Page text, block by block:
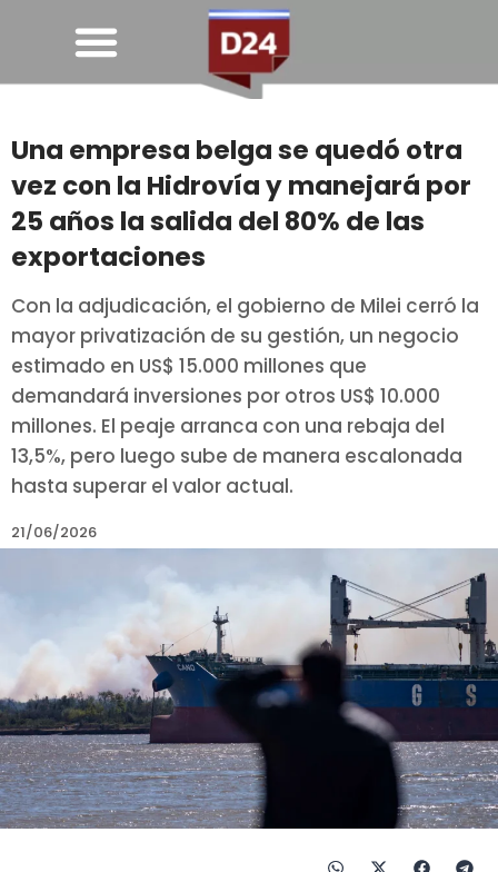
Una empresa belga se quedó otra
vez con la Hidrovía y manejará por
25 años la salida del 80% de las
exportaciones
Con la adjudicación, el gobierno de Milei cerró la
mayor privatización de su gestión, un negocio
estimado en US$ 15.000 millones que
demandará inversiones por otros US$ 10.000
millones. El peaje arranca con una rebaja del
13,5%, pero luego sube de manera escalonada
hasta superar el valor actual.
21/06/2026